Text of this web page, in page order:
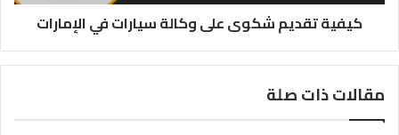
كيفية تقديم شكوى على وكالة سيارات في الإمارات
مقالات ذات صلة